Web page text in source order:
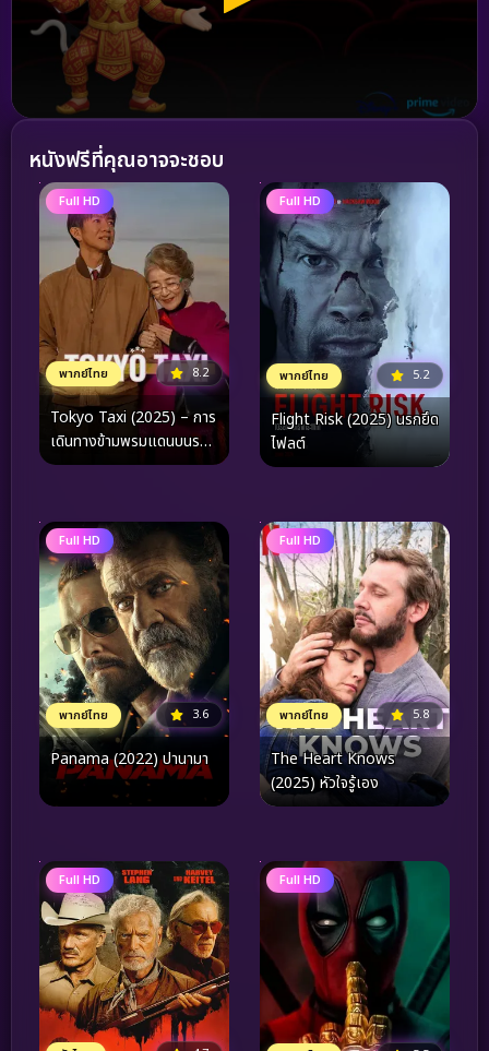
หนังฟรีที่คุณอาจจะชอบ
Full HD
พากย์ไทย 8.2
Tokyo Taxi (2025) – การ
เดินทางข้ามพรมแดนบนรถ
แท็กซี่ ที่จะเปลี่ยนมุมมอง
Full HD
พากย์ไทย 5.2
Flight Risk (2025) นรกยึด
ไฟลต์
Full HD
พากย์ไทย 3.6
Panama (2022) ปานามา
Full HD
พากย์ไทย 5.8
The Heart Knows
(2025) หัวใจรู้เอง
Full HD Full HD